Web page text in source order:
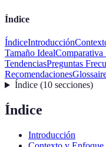
Índice
ÍndiceIntroducción
Tamaño IdealComparativa
TendenciasPreguntas
Recomendaciones
Índice(10 secciones)
Índice
Introducción